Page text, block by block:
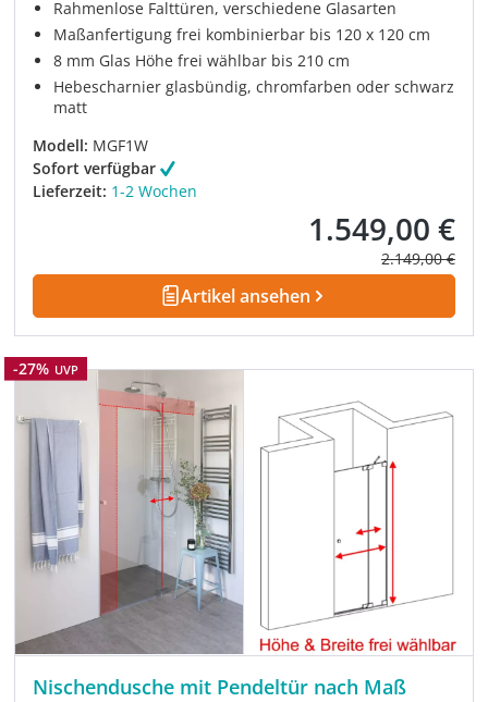
Rahmenlose Falttüren, verschiedene Glasarten
Maßanfertigung frei kombinierbar bis 120 x 120 cm
8 mm Glas Höhe frei wählbar bis 210 cm
Hebescharnier glasbündig, chromfarben oder schwarz
matt
Modell: MGF1W
Sofort verfügbar
Lieferzeit: 1-2 Wochen
Verkaufspreis:
1.549,00 €
Regulärer
2.149,00 €
Artikel ansehen
Rabatt
-27% UVP
Nischendusche mit Pendeltür nach Maß